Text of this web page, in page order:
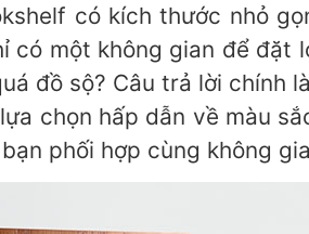
có kích thước nhỏ
một không gian để đặt
đồ sộ? Câu trả lời chính
chọn hấp dẫn về màu
phối hợp cùng không